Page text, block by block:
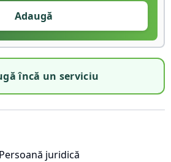
Adaugă
încă un serviciu
Persoană juridică